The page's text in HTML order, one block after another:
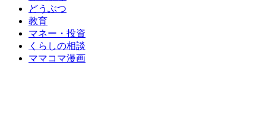
どうぶつ
教育
マネー・投資
くらしの相談
ママコマ漫画